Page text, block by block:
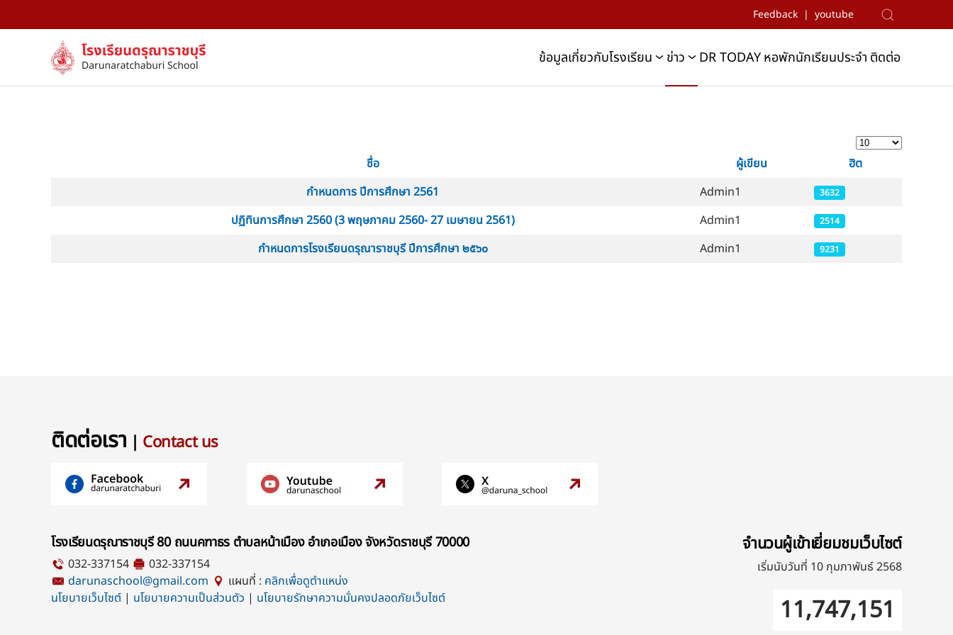
Skip to main content
Feedback | youtube
ข้อมูลเกี่ยวกับโรงเรียน ข่าว DR TODAYหอพักนักเรียนประจำ ติดต่อ
แสดง #
ชื่อ ผู้เขียน
ฮิต
กำหนดการ ปีการศึกษา 2561
Admin1 3632
ปฏิทินการศึกษา 2560 (3 พฤษภาคม 2560- 27 เมษายน 2561) Admin1 2514
กำหนดการโรงเรียนดรุณาราชบุรี ปีการศึกษา ๒๕๖๐ Admin1 9231
ติดต่อเรา | Contact us
โรงเรียนดรุณาราชบุรี 80 ถนนคฑาธร ตำบลหน้าเมือง อำเภอเมือง จังหวัดราชบุรี 70000
032-337154
032-337154
darunaschool@gmail.com
แผนที่ : คลิกเพื่อดูตำแหน่ง
นโยบายเว็บไซต์ | นโยบายความเป็นส่วนตัว | นโยบายรักษาความมั่นคงปลอดภัยเว็บไซต์
จำนวนผู้เข้าเยี่ยมชมเว็บไซต์
เริ่มนับวันที่ 10 กุมภาพันธ์ 2568
11,747,151